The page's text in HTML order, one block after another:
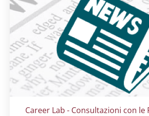
Titolo card :
Career Lab - Consultazioni con le